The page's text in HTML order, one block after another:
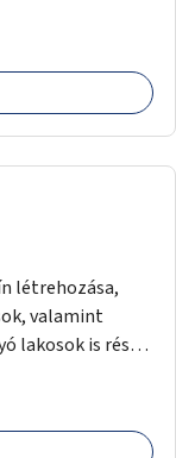
platformon
elérhetők,
létrehozása,
valamint
lakosok is részt